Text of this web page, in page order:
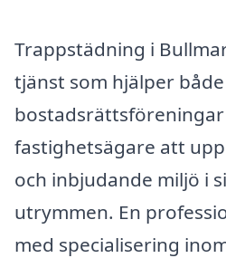
Trappstädning i
tjänst som hjälper både
fastighetsägare att
och inbjudande miljö i
utrymmen. En
med specialisering